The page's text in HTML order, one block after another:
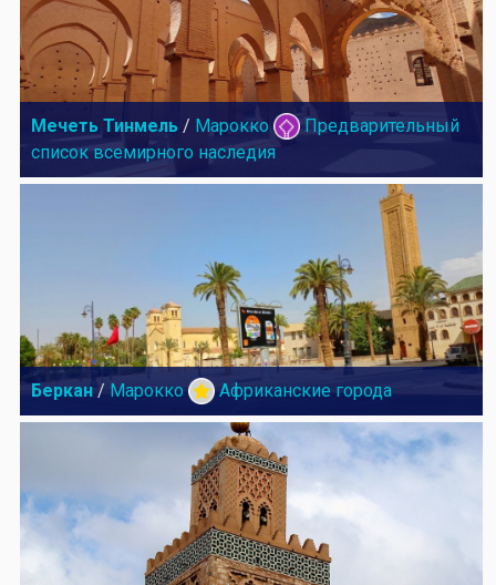
Мечеть Тинмель / Марокко
Предварительный
список всемирного наследия
Беркан / Марокко Африканские города